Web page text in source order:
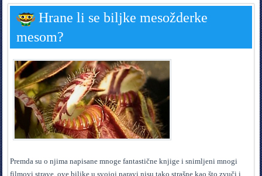
Hrane li se biljke mesožderke
mesom?
Premda su o njima napisane mnoge fantastične knjige i snimljeni mnogi
filmovi strave, ove biljke u svojoj naravi nisu tako strašne kao što zvuči i